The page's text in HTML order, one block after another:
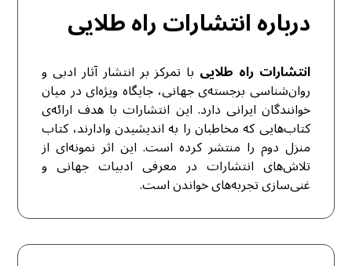
درباره انتشارات راه طلایی
انتشارات راه طلایی با تمرکز بر انتشار آثار ادبی و
روان‌شناسی برجسته‌ی جهانی، جایگاه ویژه‌ای در میان
خوانندگان ایرانی دارد. این انتشارات با هدف ارائه‌ی
کتاب‌هایی که مخاطبان را به اندیشیدن وادارند، کتاب
منزل دوم را منتشر کرده است. این اثر نمونه‌ای از
تلاش‌های انتشارات در معرفی ادبیات جهانی و
غنی‌سازی تجربه‌های خواندن است.